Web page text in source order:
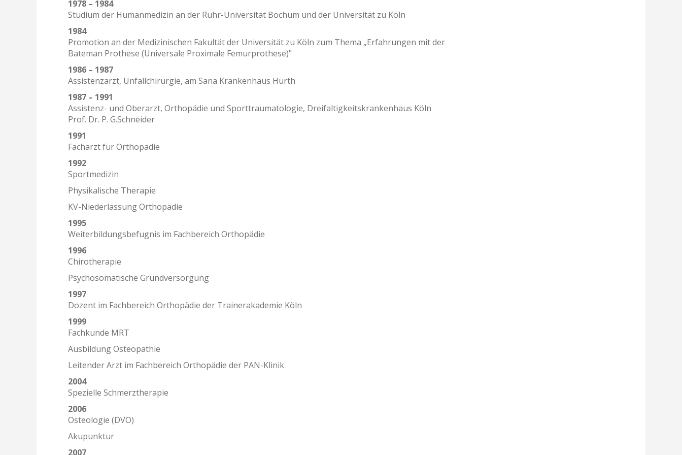
1978 – 1984
Studium der Humanmedizin an der Ruhr-Universität Bochum und der Universität zu Köln
1984
Promotion an der Medizinischen Fakultät der Universität zu Köln zum Thema „Erfahrungen mit der
Bateman Prothese (Universale Proximale Femurprothese)"
1986 – 1987
Assistenzarzt, Unfallchirurgie, am Sana Krankenhaus Hürth
1987 – 1991
Assistenz- und Oberarzt, Orthopädie und Sporttraumatologie, Dreifaltigkeitskrankenhaus Köln
Prof. Dr. P. G.Schneider
1991
Facharzt für Orthopädie
1992
Sportmedizin
Physikalische Therapie
KV-Niederlassung Orthopädie
1995
Weiterbildungsbefugnis im Fachbereich Orthopädie
1996
Chirotherapie
Psychosomatische Grundversorgung
1997
Dozent im Fachbereich Orthopädie der Trainerakademie Köln
1999
Fachkunde MRT
Ausbildung Osteopathie
Leitender Arzt im Fachbereich Orthopädie der PAN-Klinik
2004
Spezielle Schmerztherapie
2006
Osteologie (DVO)
Akupunktur
2007